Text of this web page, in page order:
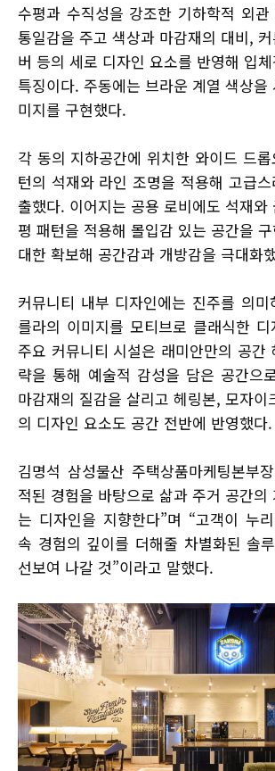
수평과 수직성을 강조한 기하학적 외관
통일감을 주고 색상과 마감재의 대비,
버 등의 세로 디자인 요소를 반영해 입
특징이다. 주동에는 브라운 계열 색상을
미지를 구현했다.
각 동의 지하공간에 위치한 와이드 드
턴의 석재와 라인 조명을 적용해 고급
출했다. 이어지는 공용 로비에도 석재와
평 패턴을 적용해 몰입감 있는 공간을
대한 확보해 공간감과 개방감을 극대화
커뮤니티 내부 디자인에는 진주를 의
를라의 이미지를 모티브로 클래식한
주요 커뮤니티 시설은 래미안만의 공간
략을 통해 예술적 감성을 담은 공간으
마감재의 질감을 살리고 헤링본, 모자이
의 디자인 요소도 공간 전반에 반영했다.
김명석 삼성물산 주택상품마케팅본부
적된 경험을 바탕으로 삶과 주거 공간의
는 디자인을 지향한다”며 “고객이 누
속 경험의 깊이를 더해줄 차별화된 솔
선보여 나갈 것”이라고 말했다.